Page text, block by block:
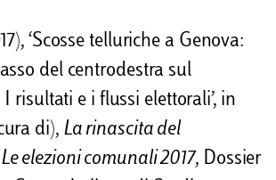
‘Scosse telluriche a Genova:
del centrodestra sul
risultati e i flussi elettorali’, in
di), La rinascita del
elezioni comunali 2017, Dossier